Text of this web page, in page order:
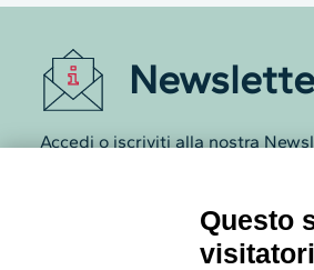
Accedi o iscriviti alla nostra
Questo